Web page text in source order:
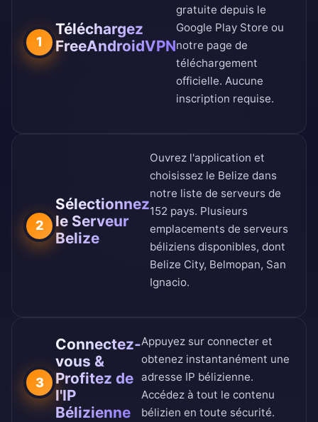
1
Téléchargez
FreeAndroidVPN
gratuite depuis le
Google Play Store ou
notre page de
téléchargement
officielle. Aucune
inscription requise.
2
Sélectionnez
le Serveur
Belize
Ouvrez l'application et
choisissez le Belize dans
notre liste de serveurs de
152 pays. Plusieurs
emplacements de serveurs
béliziens disponibles, dont
Belize City, Belmopan, San
Ignacio.
3
Connectez-
vous &
Profitez de
l'IP
Bélizienne
Appuyez sur connecter et
obtenez instantanément une
adresse IP bélizienne.
Accédez à tout le contenu
bélizien en toute sécurité.